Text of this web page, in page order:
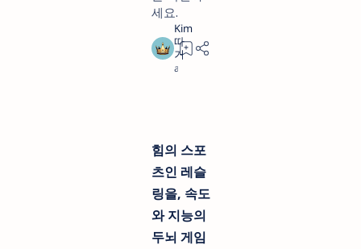
세요.
힘의 스포
츠인 레슬
링을, 속도
와 지능의
두뇌 게임